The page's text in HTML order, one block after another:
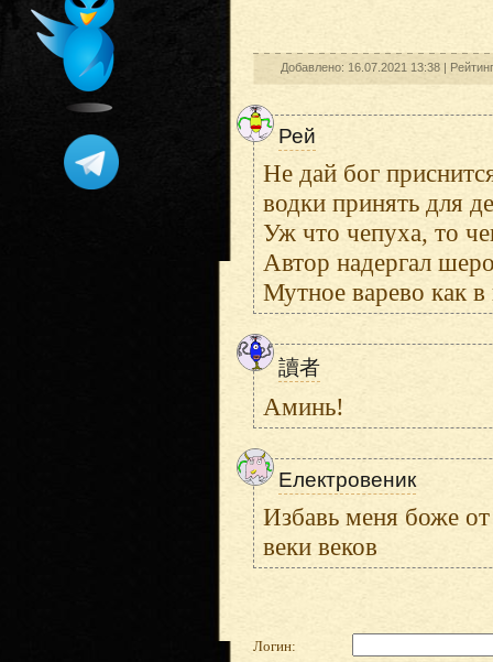
Добавлено: 16.07.2021 13:38 |
Рей
Не дай бог
водки принять для
Уж что чепуха, то
Автор надергал
Мутное варево как
讀者
Аминь!
Електровеник
Избавь меня боже
веки веков
Логин: